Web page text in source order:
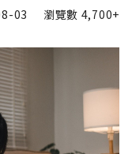
03 瀏覽數 4,700+